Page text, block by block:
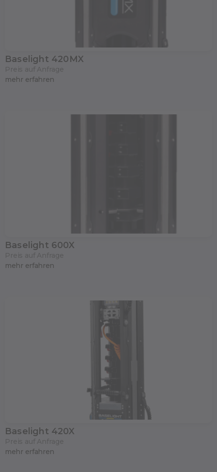
Baselight 420MX
mehr erfahren
Baselight 600X
mehr erfahren
Baselight 420X
mehr erfahren